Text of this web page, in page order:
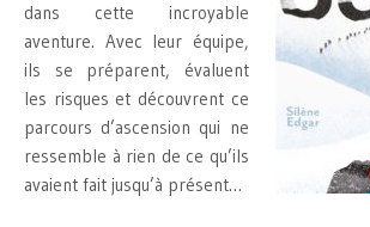
dans cette incroyable
aventure. Avec leur équipe,
ils se préparent, évaluent
les risques et découvrent ce
parcours d’ascension qui ne
ressemble à rien de ce qu’ils
avaient fait jusqu’à présent…